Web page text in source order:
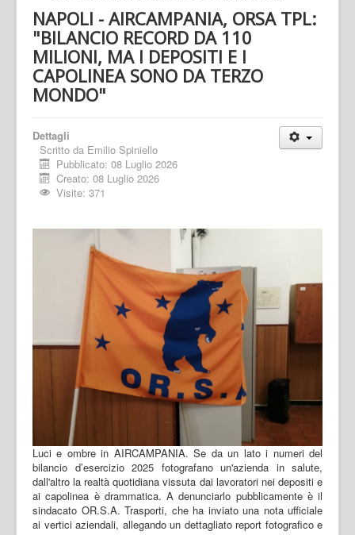
NAPOLI - AIRCAMPANIA, ORSA TPL:
"BILANCIO RECORD DA 110
MILIONI, MA I DEPOSITI E I
CAPOLINEA SONO DA TERZO
MONDO"
Dettagli
Scritto da Emilio Spiniello
Pubblicato: 08 Luglio 2026
Creato: 08 Luglio 2026
Visite: 371
Luci e ombre in AIRCAMPANIA. Se da un lato i numeri del
bilancio d’esercizio 2025 fotografano un'azienda in salute,
dall'altro la realtà quotidiana vissuta dai lavoratori nei depositi e
ai capolinea è drammatica. A denunciarlo pubblicamente è il
sindacato OR.S.A. Trasporti, che ha inviato una nota ufficiale
ai vertici aziendali, allegando un dettagliato report fotografico e